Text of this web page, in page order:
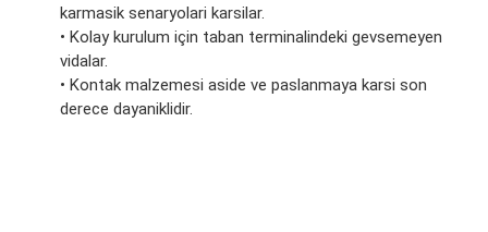
karmasik senaryolari karsilar.
• Kolay kurulum için taban terminalindeki gevsemeyen
vidalar.
• Kontak malzemesi aside ve paslanmaya karsi son
derece dayaniklidir.